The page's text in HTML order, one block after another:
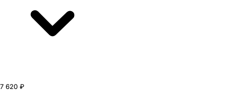
7 620 ₽